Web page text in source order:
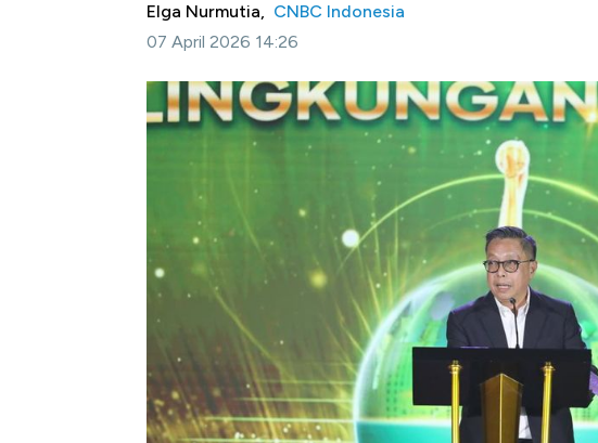
Elga Nurmutia, CNBC Indonesia
07 April 2026 14:26